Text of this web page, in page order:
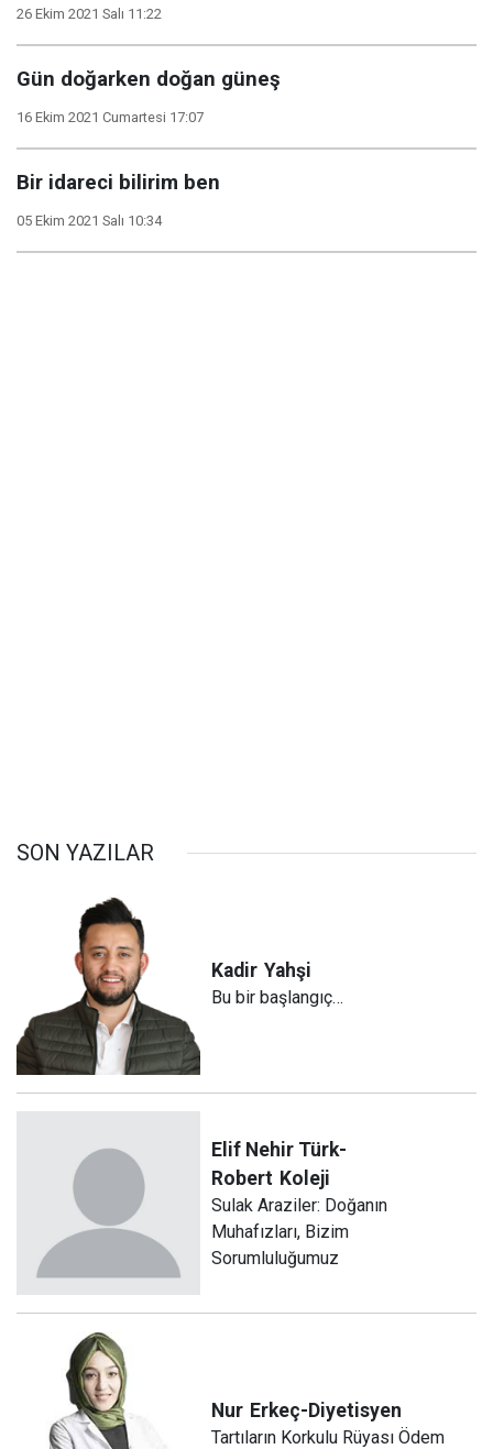
26 Ekim 2021 Salı 11:22
Gün doğarken doğan güneş
16 Ekim 2021 Cumartesi 17:07
Bir idareci bilirim ben
05 Ekim 2021 Salı 10:34
SON YAZILAR
Kadir Yahşi
Bu bir başlangıç…
Elif Nehir Türk-
Robert Koleji
Sulak Araziler: Doğanın
Muhafızları, Bizim
Sorumluluğumuz
Nur Erkeç-Diyetisyen
Tartıların Korkulu Rüyası Ödem